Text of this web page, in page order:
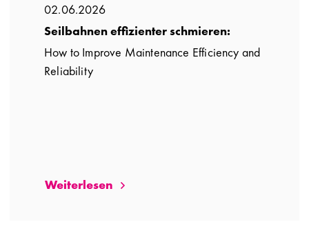
02.06.2026
Seilbahnen effizienter schmieren:
How to Improve Maintenance Efficiency and
Reliability
Weiterlesen